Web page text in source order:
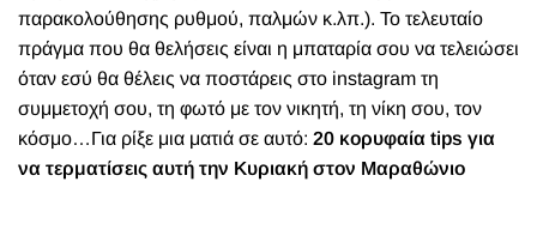
παρακολούθησης ρυθμού, παλμών κ.λπ.). Το τελευταίο
πράγμα που θα θελήσεις είναι η μπαταρία σου να τελειώσει
όταν εσύ θα θέλεις να ποστάρεις στο instagram τη
συμμετοχή σου, τη φωτό με τον νικητή, τη νίκη σου, τον
κόσμο…Για ρίξε μια ματιά σε αυτό: 20 κορυφαία tips για
να τερματίσεις αυτή την Κυριακή στον Μαραθώνιο